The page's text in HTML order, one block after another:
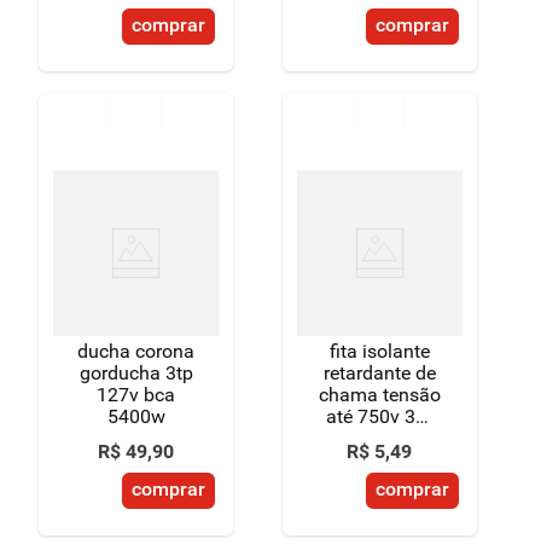
comprar
comprar
ducha corona
gorducha 3tp
127v bca
5400w
R$ 49,90
comprar
fita isolante
retardante de
chama tensão
até 750v 3m
18mm x 5m
R$ 5,49
comprar